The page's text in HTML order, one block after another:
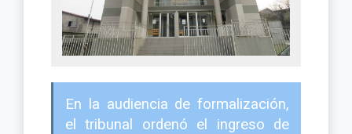
En la audiencia de formalización,
el tribunal ordenó el ingreso de